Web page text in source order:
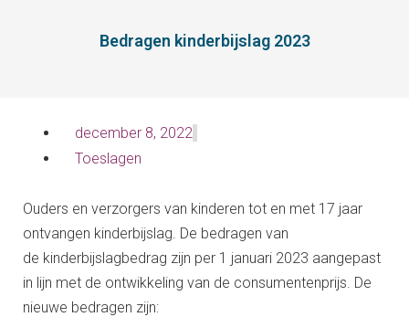
Bedragen kinderbijslag 2023
december 8, 2022
Toeslagen
Ouders en verzorgers van kinderen tot en met 17 jaar
ontvangen kinderbijslag. De bedragen van
de kinderbijslagbedrag zijn per 1 januari 2023 aangepast
in lijn met de ontwikkeling van de consumentenprijs. De
nieuwe bedragen zijn: